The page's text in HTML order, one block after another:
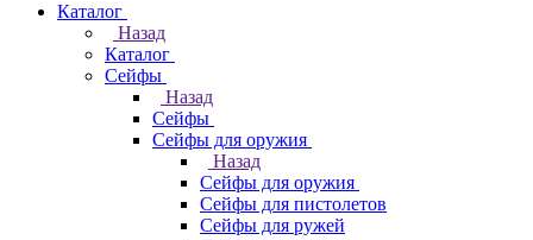
Каталог
Назад
Каталог
Cейфы
Назад
Cейфы
Cейфы для оружия
Назад
Cейфы для оружия
Сейфы для пистолетов
Сейфы для ружей